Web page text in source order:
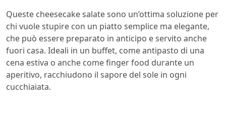
Queste cheesecake salate sono un’ottima soluzione per
chi vuole stupire con un piatto semplice ma elegante,
che può essere preparato in anticipo e servito anche
fuori casa. Ideali in un buffet, come antipasto di una
cena estiva o anche come finger food durante un
aperitivo, racchiudono il sapore del sole in ogni
cucchiaiata.